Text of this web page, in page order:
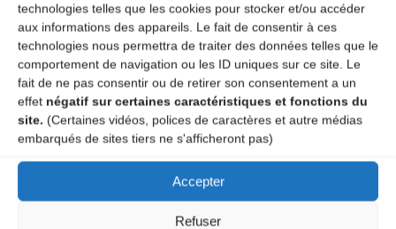
technologies telles que les cookies pour stocker et/ou accéder
aux informations des appareils. Le fait de consentir à ces
technologies nous permettra de traiter des données telles que le
comportement de navigation ou les ID uniques sur ce site. Le
fait de ne pas consentir ou de retirer son consentement a un
effet négatif sur certaines caractéristiques et fonctions du
site. (Certaines vidéos, polices de caractères et autre médias
embarqués de sites tiers ne s'afficheront pas)
Accepter
Refuser
Save my name, email, and site URL in my browser for next